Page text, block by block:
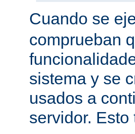
Cuando se
comprueban
sistema y se
usados a
servidor.